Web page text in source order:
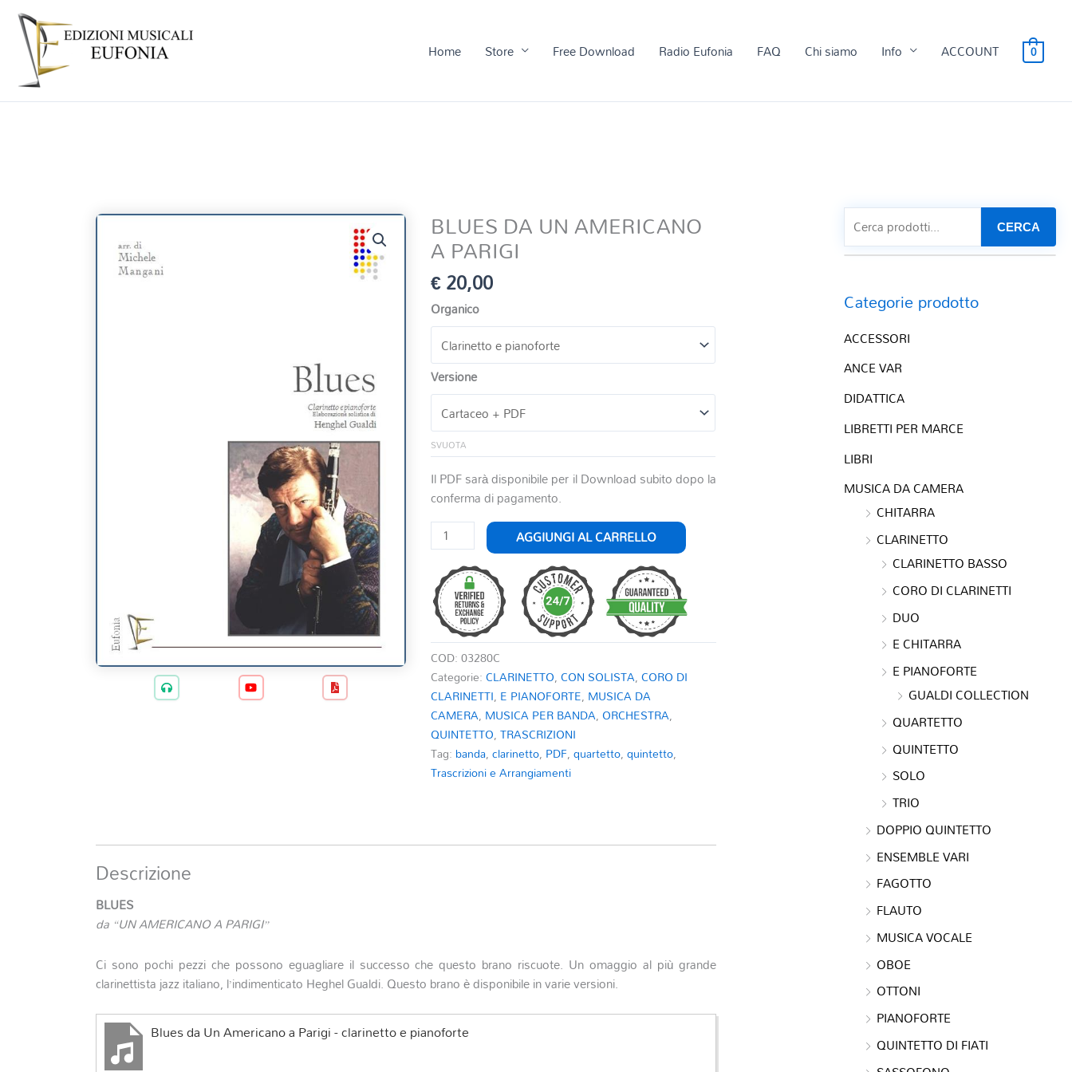
Home Store Free Download Radio Eufonia FAQ Chi siamo Info ACCOUNT 0
BLUES DA UN AMERICANO
A PARIGI
€20,00
Organico
Versione
SVUOTA
Il PDF sarà disponibile per il Download subito dopo la
conferma di pagamento.
BLUES
DA
UN
AMERICANO
A
PARIGI
quantità
AGGIUNGI AL CARRELLO
COD:03280C
Categorie:CLARINETTO,CON SOLISTA,CORO DI
CLARINETTI, E PIANOFORTE, MUSICA DA
CAMERA, MUSICA PER BANDA, ORCHESTRA,
QUINTETTO,TRASCRIZIONI
Tag: banda,clarinetto, PDF,quartetto,quintetto,
Trascrizioni e Arrangiamenti
Descrizione
BLUES
da “UN AMERICANO A PARIGI”
Ci sono pochi pezzi che possono eguagliare il successo che questo brano riscuote. Un omaggio al più grande
clarinettista jazz italiano, l’indimenticato Heghel Gualdi. Questo brano è disponibile in varie versioni.
Blues da Un Americano a Parigi - clarinetto e pianoforte
CERCA
Categorie prodotto
ACCESSORI
ANCE VAR
DIDATTICA
LIBRETTI PER MARCE
LIBRI
MUSICA DA CAMERA
CHITARRA
CLARINETTO
CLARINETTO BASSO
CORO DI CLARINETTI
DUO
E CHITARRA
E PIANOFORTE
GUALDI COLLECTION
QUARTETTO
QUINTETTO
SOLO
TRIO
DOPPIO QUINTETTO
ENSEMBLE VARI
FAGOTTO
FLAUTO
MUSICA VOCALE
OBOE
OTTONI
PIANOFORTE
QUINTETTO DI FIATI